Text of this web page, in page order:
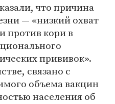
что причина
— «низкий охват
против кори в
прививок».
связано с
объема вакцин
населения об